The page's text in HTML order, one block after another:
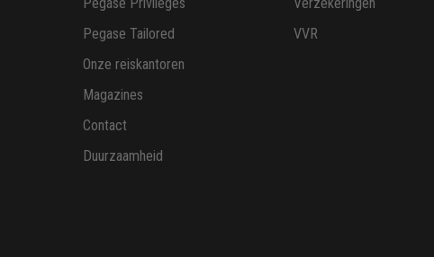
Pegase Tailored
Onze reiskantoren
Magazines
Contact
Duurzaamheid
VVR